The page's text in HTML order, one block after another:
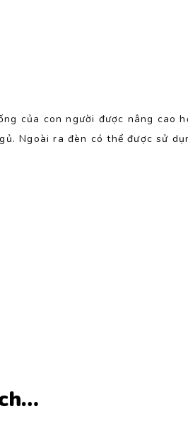
của con người được nâng cao
Ngoài ra đèn có thể được sử